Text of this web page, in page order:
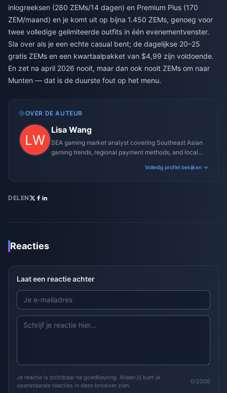
inlogreeksen (280 ZEMs/14 dagen) en Premium Plus (170
ZEM/maand) en je komt uit op bijna 1.450 ZEMs, genoeg voor
twee volledige gelimiteerde outfits in één evenementvenster.
Sla over als je een echte casual bent; de dagelijkse 20–25
gratis ZEMs en een kwartaalpakket van $4,99 zijn voldoende.
En zet na april 2026 nooit, maar dan ook nooit ZEMs om naar
Munten — dat is de duurste fout op het menu.
OVER DE AUTEUR
Lisa Wang
SEA gaming market analyst covering Southeast Asian
gaming trends, regional payment methods, and local
Volledig profiel bekijken →
DELEN
Reacties
Laat een reactie achter
Je reactie is zichtbaar na goedkeuring. Alleen jij kunt je
openstaande reacties in deze browser zien.
0/2000